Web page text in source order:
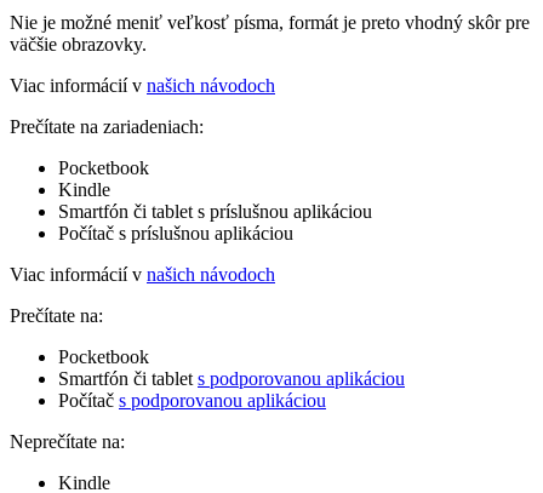
Nie je možné meniť veľkosť písma, formát je preto vhodný skôr pre
väčšie obrazovky.
Viac informácií v našich návodoch
Prečítate na zariadeniach:
Pocketbook
Kindle
Smartfón či tablet s príslušnou aplikáciou
Počítač s príslušnou aplikáciou
Viac informácií v našich návodoch
Prečítate na:
Pocketbook
Smartfón či tablet s podporovanou aplikáciou
Počítač s podporovanou aplikáciou
Neprečítate na:
Kindle